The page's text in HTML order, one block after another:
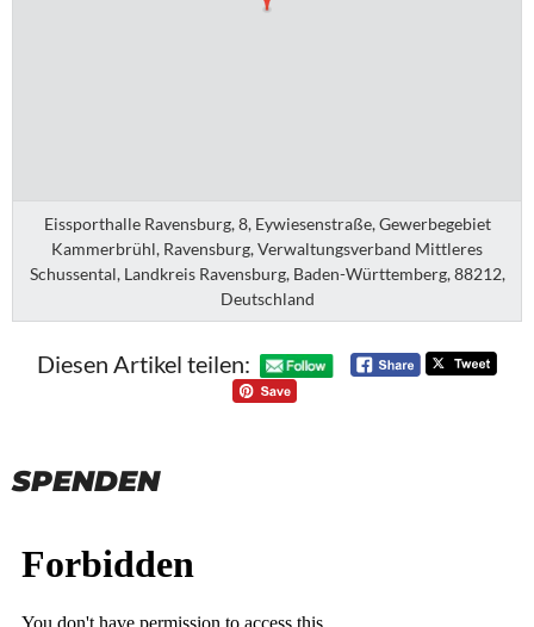
Eissporthalle Ravensburg, 8, Eywiesenstraße, Gewerbegebiet
Kammerbrühl, Ravensburg, Verwaltungsverband Mittleres
Schussental, Landkreis Ravensburg, Baden-Württemberg, 88212,
Deutschland
Diesen Artikel teilen:
SPENDEN